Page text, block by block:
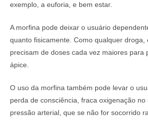
exemplo, a euforia, e bem estar.
A morfina pode deixar o usuário
quanto fisicamente. Como qualquer droga,
precisam de doses cada vez maiores para
ápice.
O uso da morfina também pode levar o
perda de consciência, fraca oxigenação
pressão arterial, que se não for socorrido